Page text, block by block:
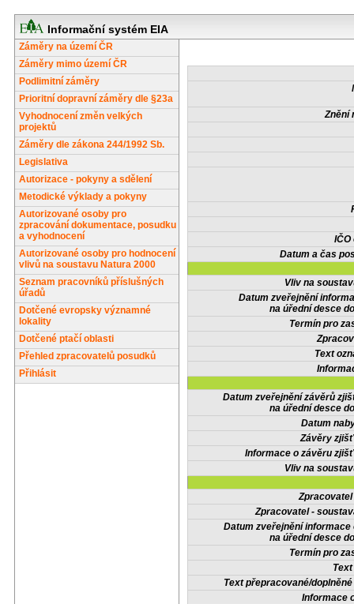
Informační systém EIA
Záměry na území ČR
Záměry mimo území ČR
Podlimitní záměry
Prioritní dopravní záměry dle §23a
Vyhodnocení změn velkých
projektů
Záměry dle zákona 244/1992 Sb.
Legislativa
Autorizace - pokyny a sdělení
Metodické výklady a pokyny
Autorizované osoby pro
zpracování dokumentace, posudku
a vyhodnocení
Autorizované osoby pro hodnocení
vlivů na soustavu Natura 2000
Seznam pracovníků příslušných
úřadů
Dotčené evropsky významné
lokality
Dotčené ptačí oblasti
Přehled zpracovatelů posudků
Přihlásit
Znění
IČO
Datum a čas
Vliv na
Datum zveřejnění
na úřední desce
Termín pro
Text
Datum zveřejnění závěrů
na úřední desce
Datum
Závěry
Informace o závěru
Vliv na
Zpracovatel -
Datum zveřejnění informace
na úřední desce
Termín pro
Text přepracované/
Informace